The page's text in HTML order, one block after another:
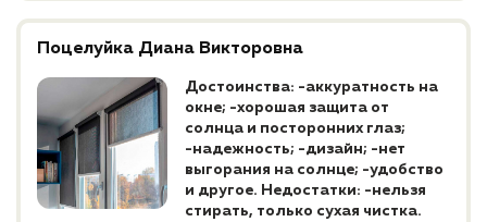
Поцелуйка Диана Викторовна
Достоинства: -аккуратность на
окне; -хорошая защита от
солнца и посторонних глаз;
-надежность; -дизайн; -нет
выгорания на солнце; -удобство
и другое. Недостатки: -нельзя
стирать, только сухая чистка.